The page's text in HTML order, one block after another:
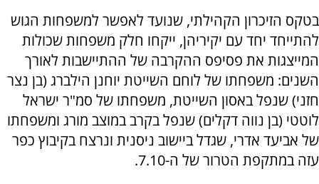
בטקס הזיכרון הקהילתי, שנועד לאפשר למשפחות הגוש
להתייחד יחד עם יקיריהן, ייקחו חלק משפחות שכולות
המייצגות את פסיפס ההקרבה של ההתיישבות לאורך
השנים: משפחתו של לוחם השייטת יוחנן הילברג (בן נצר
חזני) שנפל באסון השייטת, משפחתו של סמ"ר ישראל
לוטטי (בן נווה דקלים) שנפל בקרב במוצב מורג ומשפחתו
של אביעד אדרי, שגדל ביישוב ניסנית ונרצח בקיבוץ כפר
עזה במתקפת הטרור של ה-7.10.